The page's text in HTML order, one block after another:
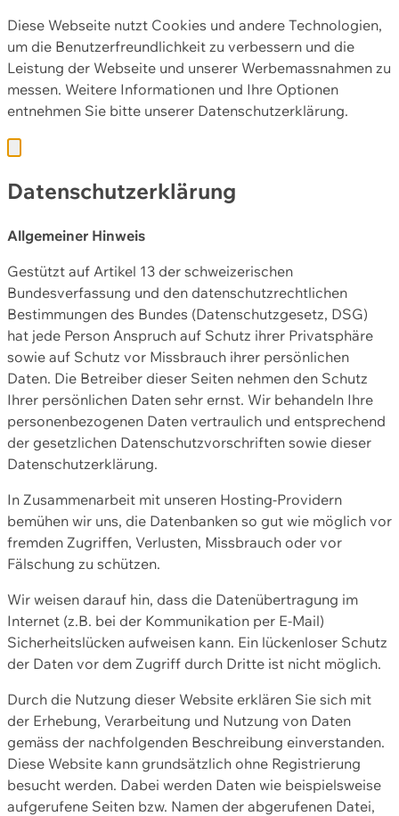
Diese Webseite nutzt Cookies und andere Technologien,
um die Benutzerfreundlichkeit zu verbessern und die
Leistung der Webseite und unserer Werbemassnahmen zu
messen. Weitere Informationen und Ihre Optionen
entnehmen Sie bitte unserer Datenschutzerklärung.
Datenschutzerklärung
Allgemeiner Hinweis
Gestützt auf Artikel 13 der schweizerischen
Bundesverfassung und den datenschutzrechtlichen
Bestimmungen des Bundes (Datenschutzgesetz, DSG)
hat jede Person Anspruch auf Schutz ihrer Privatsphäre
sowie auf Schutz vor Missbrauch ihrer persönlichen
Daten. Die Betreiber dieser Seiten nehmen den Schutz
Ihrer persönlichen Daten sehr ernst. Wir behandeln Ihre
personenbezogenen Daten vertraulich und entsprechend
der gesetzlichen Datenschutzvorschriften sowie dieser
Datenschutzerklärung.
In Zusammenarbeit mit unseren Hosting-Providern
bemühen wir uns, die Datenbanken so gut wie möglich vor
fremden Zugriffen, Verlusten, Missbrauch oder vor
Fälschung zu schützen.
Wir weisen darauf hin, dass die Datenübertragung im
Internet (z.B. bei der Kommunikation per E-Mail)
Sicherheitslücken aufweisen kann. Ein lückenloser Schutz
der Daten vor dem Zugriff durch Dritte ist nicht möglich.
Durch die Nutzung dieser Website erklären Sie sich mit
der Erhebung, Verarbeitung und Nutzung von Daten
gemäss der nachfolgenden Beschreibung einverstanden.
Diese Website kann grundsätzlich ohne Registrierung
besucht werden. Dabei werden Daten wie beispielsweise
aufgerufene Seiten bzw. Namen der abgerufenen Datei,